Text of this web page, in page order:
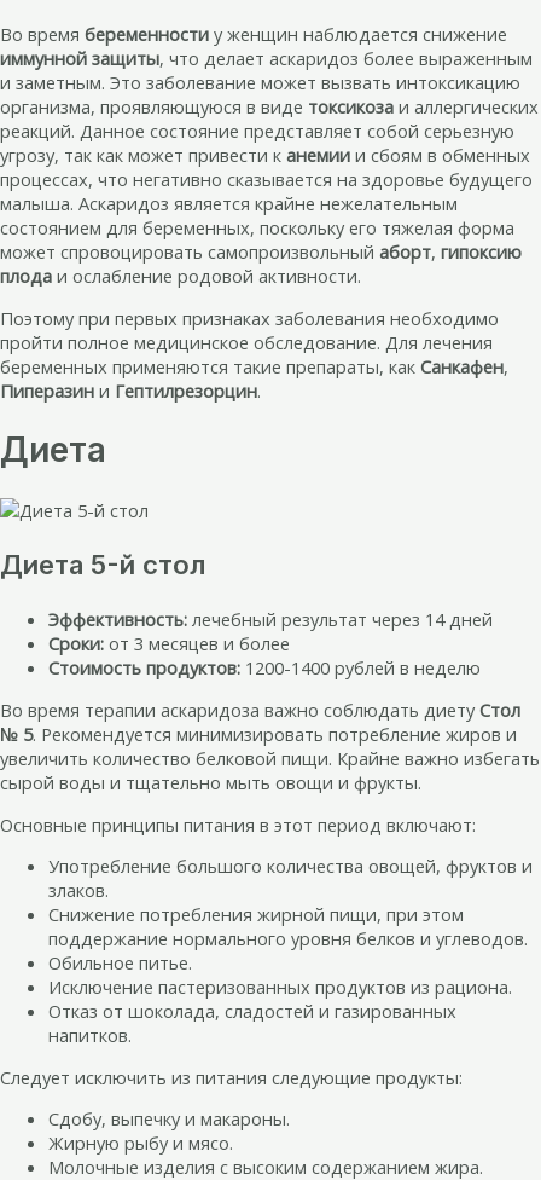
Во время беременности у женщин наблюдается снижение
иммунной защиты, что делает аскаридоз более выраженным
и заметным. Это заболевание может вызвать интоксикацию
организма, проявляющуюся в виде токсикоза и аллергических
реакций. Данное состояние представляет собой серьезную
угрозу, так как может привести к анемии и сбоям в обменных
процессах, что негативно сказывается на здоровье будущего
малыша. Аскаридоз является крайне нежелательным
состоянием для беременных, поскольку его тяжелая форма
может спровоцировать самопроизвольный аборт, гипоксию
плода и ослабление родовой активности.
Поэтому при первых признаках заболевания необходимо
пройти полное медицинское обследование. Для лечения
беременных применяются такие препараты, как Санкафен,
Пиперазин и Гептилрезорцин.
Диета
Диета 5-й стол
Эффективность: лечебный результат через 14 дней
Сроки: от 3 месяцев и более
Стоимость продуктов: 1200-1400 рублей в неделю
Во время терапии аскаридоза важно соблюдать диету Стол
№ 5. Рекомендуется минимизировать потребление жиров и
увеличить количество белковой пищи. Крайне важно избегать
сырой воды и тщательно мыть овощи и фрукты.
Основные принципы питания в этот период включают:
Употребление большого количества овощей, фруктов и
злаков.
Снижение потребления жирной пищи, при этом
поддержание нормального уровня белков и углеводов.
Обильное питье.
Исключение пастеризованных продуктов из рациона.
Отказ от шоколада, сладостей и газированных
напитков.
Следует исключить из питания следующие продукты:
Сдобу, выпечку и макароны.
Жирную рыбу и мясо.
Молочные изделия с высоким содержанием жира.